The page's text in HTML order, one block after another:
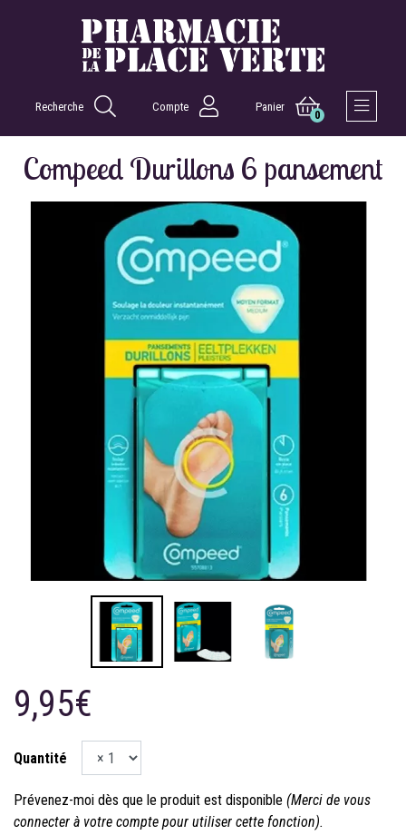
Recherche Compte Panier
0
Compeed Durillons 6 pansement
9,95€
Quantité
Prévenez-moi dès que le produit est disponible (Merci de vous
connecter à votre compte pour utiliser cette fonction).